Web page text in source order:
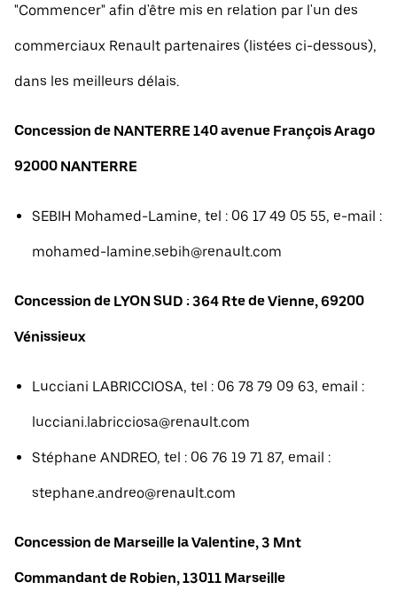
"Commencer" afin d'être mis en relation par l'un des
commerciaux Renault partenaires (listées ci-dessous),
dans les meilleurs délais.
Concession de NANTERRE 140 avenue François Arago
92000 NANTERRE
SEBIH Mohamed-Lamine, tel : 06 17 49 05 55, e-mail :
mohamed-lamine.sebih@renault.com
Concession de LYON SUD : 364 Rte de Vienne, 69200
Vénissieux
Lucciani LABRICCIOSA, tel : 06 78 79 09 63, email :
lucciani.labricciosa@renault.com
Stéphane ANDREO, tel : 06 76 19 71 87, email :
stephane.andreo@renault.com
Concession de Marseille la Valentine, 3 Mnt
Commandant de Robien, 13011 Marseille